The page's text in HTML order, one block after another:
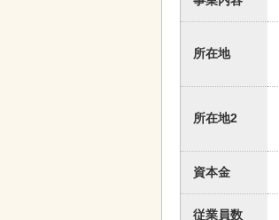
所在地
所在地2
資本金
従業員数